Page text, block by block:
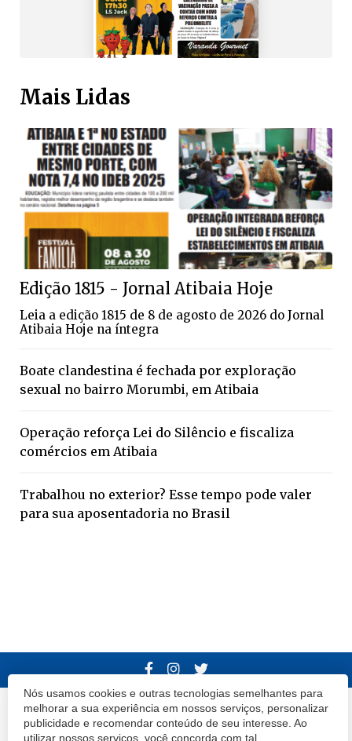
Nós usamos cookies e outras tecnologias semelhantes para
melhorar a sua experiência em nossos serviços, personalizar
publicidade e recomendar conteúdo de seu interesse. Ao
utilizar nossos serviços, você concorda com tal
Mais Lidas
Edição 1815 - Jornal Atibaia Hoje
Leia a edição 1815 de 8 de agosto de 2026 do Jornal
Atibaia Hoje na íntegra
Boate clandestina é fechada por exploração
sexual no bairro Morumbi, em Atibaia
Operação reforça Lei do Silêncio e fiscaliza
comércios em Atibaia
Trabalhou no exterior? Esse tempo pode valer
para sua aposentadoria no Brasil
© 2020 Atibaia Hoje.Todos os direitos reservados.Desenvolvido por
Termos e Políticas de Uso Privacidade